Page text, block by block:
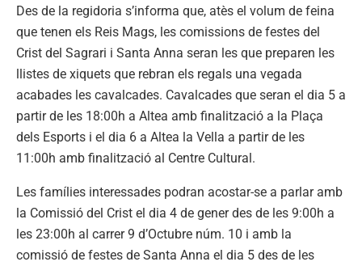
Des de la regidoria s’informa que, atès el volum de feina
que tenen els Reis Mags, les comissions de festes del
Crist del Sagrari i Santa Anna seran les que preparen les
llistes de xiquets que rebran els regals una vegada
acabades les cavalcades. Cavalcades que seran el dia 5 a
partir de les 18:00h a Altea amb finalització a la Plaça
dels Esports i el dia 6 a Altea la Vella a partir de les
11:00h amb finalització al Centre Cultural.
Les famílies interessades podran acostar-se a parlar amb
la Comissió del Crist el dia 4 de gener des de les 9:00h a
les 23:00h al carrer 9 d’Octubre núm. 10 i amb la
comissió de festes de Santa Anna el dia 5 des de les